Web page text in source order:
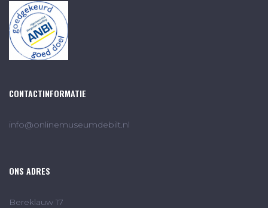
CONTACTINFORMATIE
info@onlinemuseumdebilt.nl
ONS ADRES
Bereklauw 17